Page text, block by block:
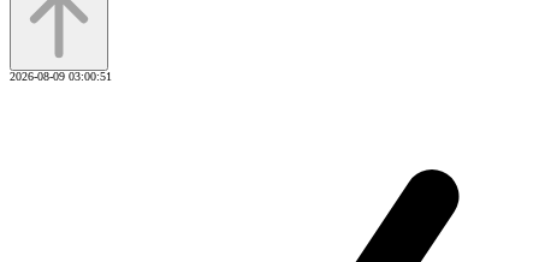
2026-08-09 03:00:51